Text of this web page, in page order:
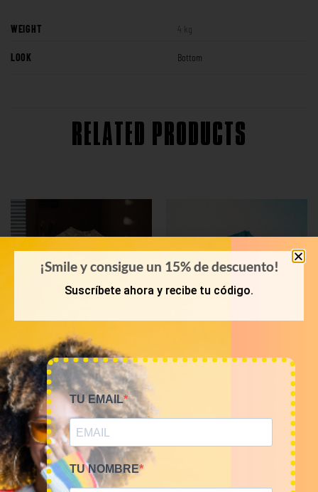
WEIGHT 4 kg
LOOK Bottom
RELATED PRODUCTS
KILOS
Mix vestidos vintage
12€/Kg
60,00€–240,00€
Mix shorts vintage 12€/kg
60,00€–240,00€ (sin IVA)
¡Smile y consigue un 15% de descuento!
Suscríbete ahora y recibe tu código.
TU EMAIL
TU NOMBRE